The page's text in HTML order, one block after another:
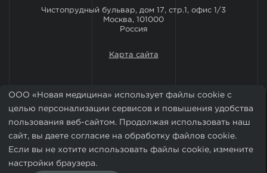
Чистопрудный бульвар, дом 17, стр.1, офис 1/3
Москва, 101000
Россия
Карта сайта
Установить мобильное приложение VIP Clinic
ООО «Новая медицина» использует файлы cookie с
целью персонализации сервисов и повышения удобства
пользования веб-сайтом. Продолжая использовать наш
сайт, вы даете согласие на обработку файлов cookie.
Если вы не хотите использовать файлы cookie, измените
настройки браузера.